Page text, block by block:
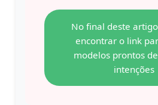
No final deste
encontrar o link
modelos prontos
intenções